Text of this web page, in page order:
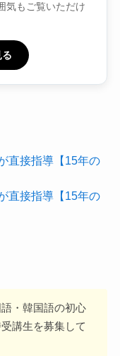
気もご覧いただけ
直接指導【15年の
直接指導【15年の
・韓国語の初心
講生を募集して